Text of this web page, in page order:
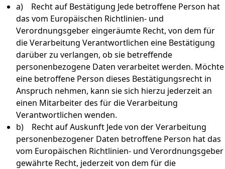
a) Recht auf Bestätigung Jede betroffene Person hat
das vom Europäischen Richtlinien- und
Verordnungsgeber eingeräumte Recht, von dem für
die Verarbeitung Verantwortlichen eine Bestätigung
darüber zu verlangen, ob sie betreffende
personenbezogene Daten verarbeitet werden. Möchte
eine betroffene Person dieses Bestätigungsrecht in
Anspruch nehmen, kann sie sich hierzu jederzeit an
einen Mitarbeiter des für die Verarbeitung
Verantwortlichen wenden.
b) Recht auf Auskunft Jede von der Verarbeitung
personenbezogener Daten betroffene Person hat das
vom Europäischen Richtlinien- und Verordnungsgeber
gewährte Recht, jederzeit von dem für die